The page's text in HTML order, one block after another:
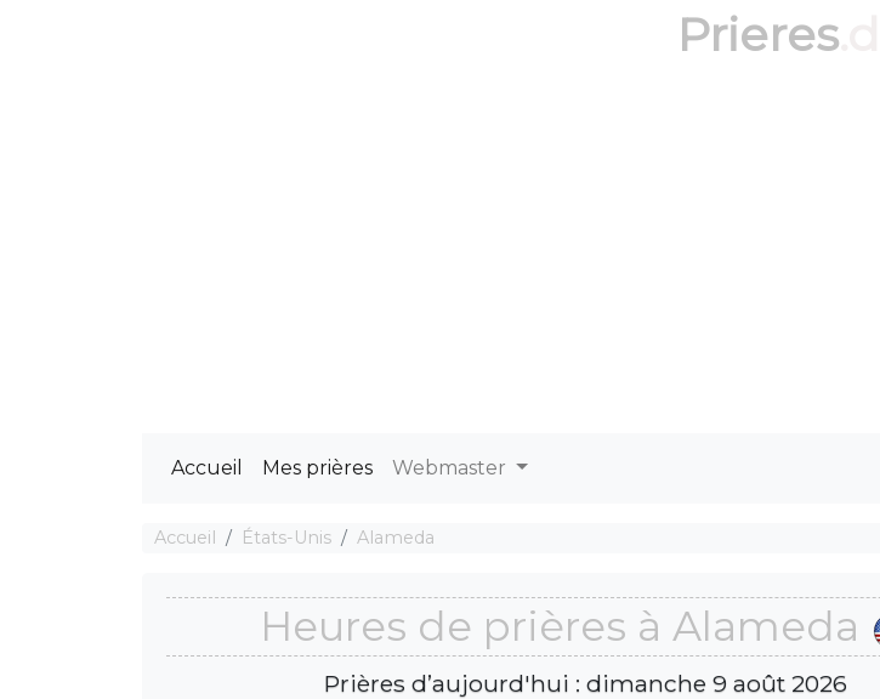
Prieres
Accueil Mes prières Webmaster
Accueil États-Unis Alameda
Heures de prières à Alameda
Prières d’aujourd'hui : dimanche 9 août 2026